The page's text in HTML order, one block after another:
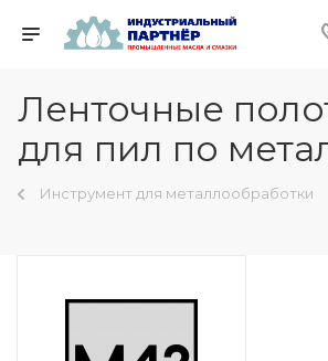
Ленточные
для пил по
Инструмент для металлообработки